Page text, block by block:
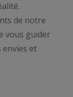
de notre
vous guider
envies et